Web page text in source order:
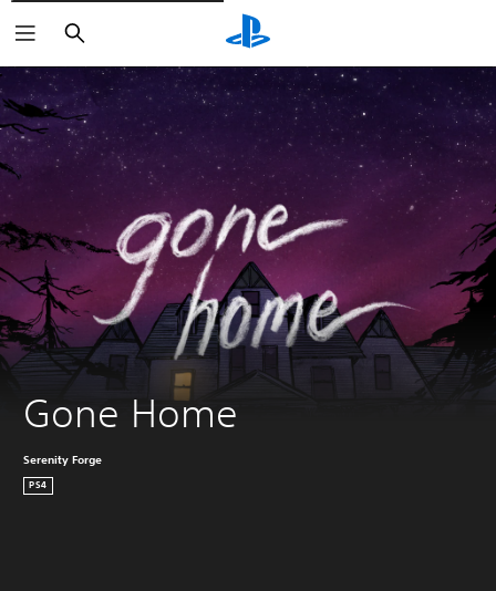
Zoeken
Gone Home
Serenity Forge
PS4